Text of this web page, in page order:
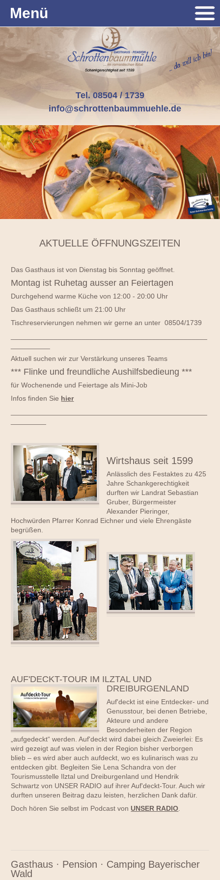
Tel. 08504 / 1739
info@schrottenbaummuehle.de
Menü
AKTUELLE ÖFFNUNGSZEITEN
Das Gasthaus ist von Dienstag bis Sonntag geöffnet.
Montag ist Ruhetag ausser an Feiertagen
Durchgehend warme Küche von 12:00 - 20:00 Uhr
Das Gasthaus schließt um 21:00 Uhr
Tischreservierungen nehmen wir gerne an unter 08504/1739
Aktuell suchen wir zur Verstärkung unseres Teams
*** Flinke und freundliche Aushilfsbedieung ***
für Wochenende und Feiertage als Mini-Job
Infos finden Sie hier
Wirtshaus seit 1599
Anlässlich des Festaktes zu 425
Jahre Schankgerechtigkeit
durften wir Landrat Sebastian
Gruber, Bürgermeister
Alexander Pieringer,
Hochwürden Pfarrer Konrad Eichner und viele Ehrengäste
begrüßen.
AUF'DECKT-TOUR IM ILZTAL UND
DREIBURGENLAND
Auf'deckt ist eine Entdecker- und
Genusstour, bei denen Betriebe,
Akteure und andere
Besonderheiten der Region
„aufgedeckt“ werden. Auf'deckt wird dabei gleich Zweierlei: Es
wird gezeigt auf was vielen in der Region bisher verborgen
blieb – es wird aber auch aufdeckt, wo es kulinarisch was zu
entdecken gibt. Begleiten Sie Lena Schandra von der
Tourismusstelle Ilztal und Dreiburgenland und Hendrik
Schwartz von UNSER RADIO auf ihrer Auf'deckt-Tour. Auch wir
durften unseren Beitrag dazu leisten, herzlichen Dank dafür.
Doch hören Sie selbst im Podcast von UNSER RADIO.
Gasthaus · Pension · Camping Bayerischer
Wald